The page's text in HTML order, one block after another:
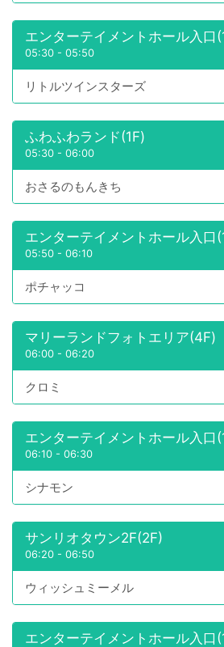
エンターテイメントホール入口
05:30 - 05:50
リトルツインスターズ
ふわふわランド(1F)
05:30 - 06:00
おさるのもんきち
エンターテイメントホール入口
05:50 - 06:10
ポチャッコ
マリーランドフォトエリア(4F)
06:00 - 06:20
クロミ
エンターテイメントホール入口
06:10 - 06:30
シナモン
サンリオタウン2F(2F)
06:20 - 06:50
ウィッシュミーメル
エンターテイメントホール入口